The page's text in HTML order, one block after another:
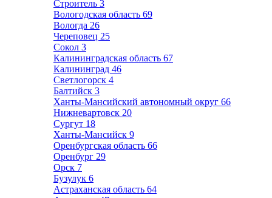
Строитель 3
Вологодская область 69
Вологда 26
Череповец 25
Сокол 3
Калининградская область 67
Калининград 46
Светлогорск 4
Балтийск 3
Ханты-Мансийский автономный округ 66
Нижневартовск 20
Сургут 18
Ханты-Мансийск 9
Оренбургская область 66
Оренбург 29
Орск 7
Бузулук 6
Астраханская область 64